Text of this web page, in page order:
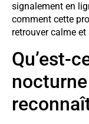
signalement en
comment cette
retrouver calme et
Qu’est-